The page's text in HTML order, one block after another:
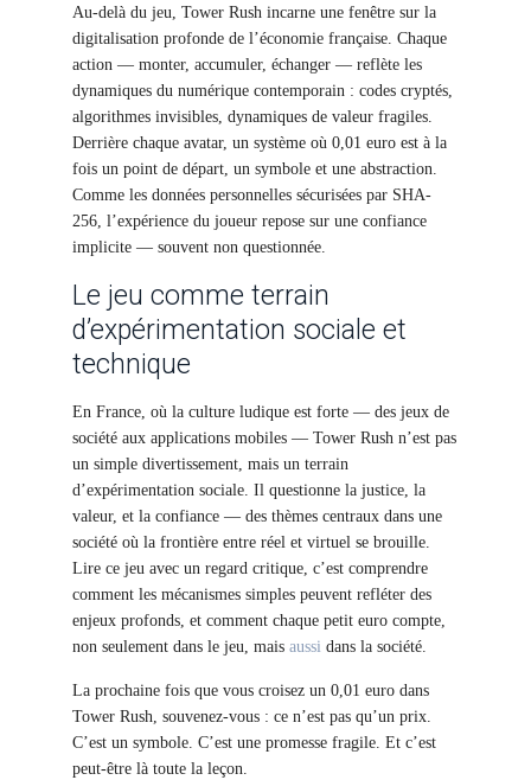
Au-delà du jeu, Tower Rush incarne une fenêtre sur la
digitalisation profonde de l’économie française. Chaque
action — monter, accumuler, échanger — reflète les
dynamiques du numérique contemporain : codes cryptés,
algorithmes invisibles, dynamiques de valeur fragiles.
Derrière chaque avatar, un système où 0,01 euro est à la
fois un point de départ, un symbole et une abstraction.
Comme les données personnelles sécurisées par SHA-
256, l’expérience du joueur repose sur une confiance
implicite — souvent non questionnée.
Le jeu comme terrain
d’expérimentation sociale et
technique
En France, où la culture ludique est forte — des jeux de
société aux applications mobiles — Tower Rush n’est pas
un simple divertissement, mais un terrain
d’expérimentation sociale. Il questionne la justice, la
valeur, et la confiance — des thèmes centraux dans une
société où la frontière entre réel et virtuel se brouille.
Lire ce jeu avec un regard critique, c’est comprendre
comment les mécanismes simples peuvent refléter des
enjeux profonds, et comment chaque petit euro compte,
non seulement dans le jeu, mais aussidans la société.
La prochaine fois que vous croisez un 0,01 euro dans
Tower Rush, souvenez-vous : ce n’est pas qu’un prix.
C’est un symbole. C’est une promesse fragile. Et c’est
peut-être là toute la leçon.